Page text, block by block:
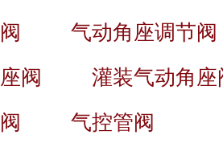
气动角座调节阀
阀
灌装气动角座
气控管阀